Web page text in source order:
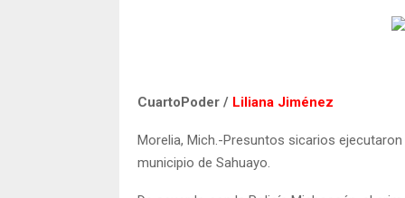
CuartoPoder / Liliana Jiménez
Morelia, Mich.-Presuntos sicarios
municipio de Sahuayo.